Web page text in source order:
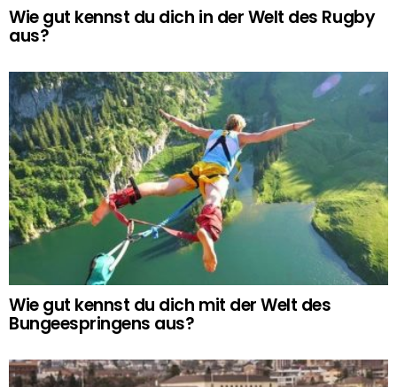
Wie gut kennst du dich in der Welt des Rugby
aus?
Wie gut kennst du dich mit der Welt des
Bungeespringens aus?